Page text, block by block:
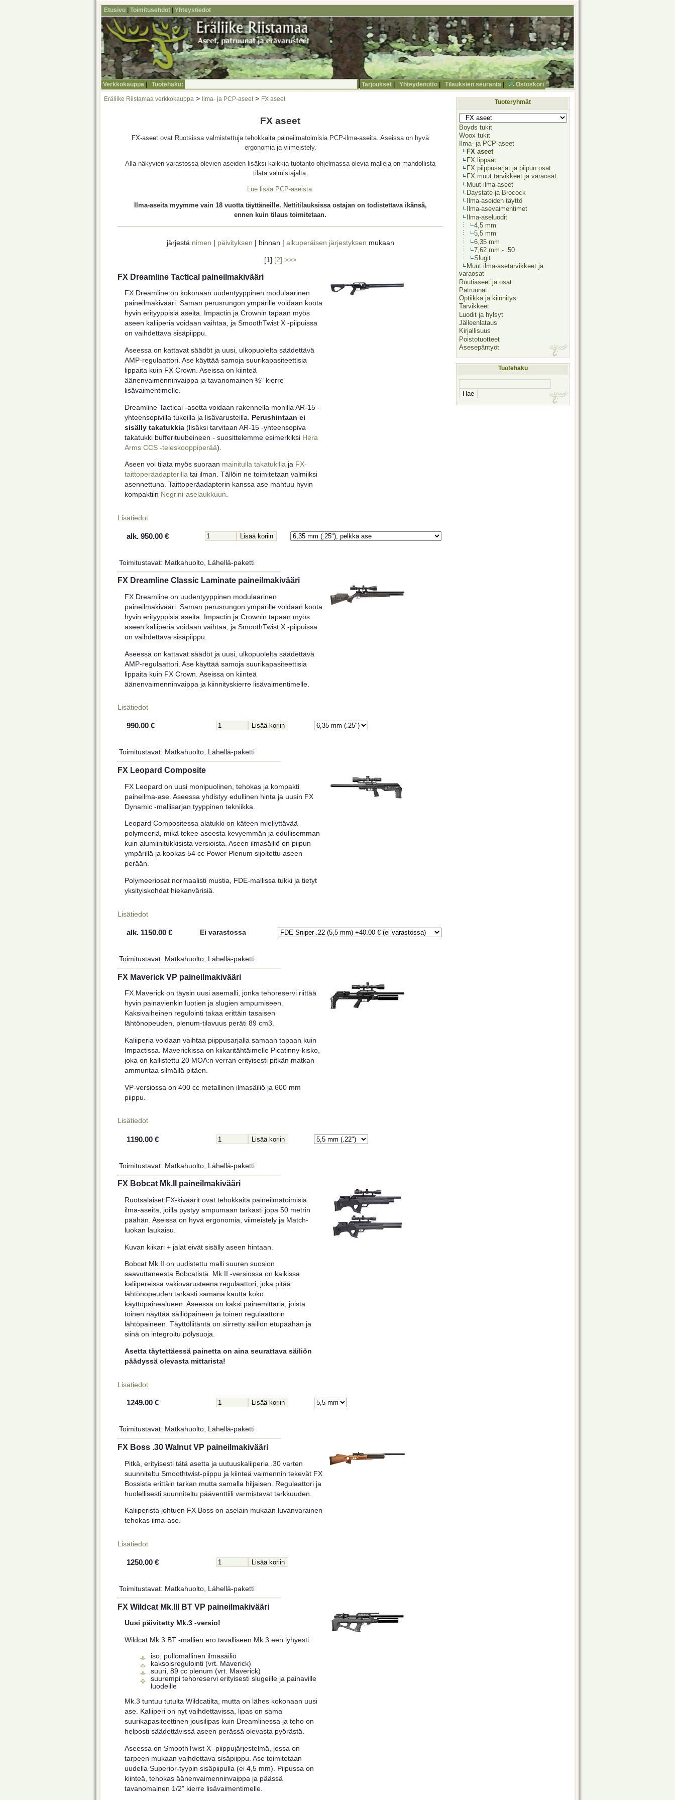
Etusivu Toimitusehdot Yhteystiedot
Verkkokauppa Tuotehaku: Tarjoukset Yhteydenotto Tilauksien seuranta Ostoskori
Eräliike Riistamaa verkkokauppa > Ilma- ja PCP-aseet > FX aseet
FX aseet
FX-aseet ovat Ruotsissa valmistettuja tehokkaita paineilmatoimisia PCP-ilma-aseita. Aseissa on hyvä
ergonomia ja viimeistely.
Alla näkyvien varastossa olevien aseiden lisäksi kaikkia tuotanto-ohjelmassa olevia malleja on mahdollista
tilata valmistajalta.
Lue lisää PCP-aseista.
Ilma-aseita myymme vain 18 vuotta täyttäneille. Nettitilauksissa ostajan on todistettava ikänsä,
ennen kuin tilaus toimitetaan.
järjestä nimen päivityksen | hinnan | alkuperäisen järjestyksen mukaan
[1] [2] >>>
FX Dreamline Tactical paineilmakivääri
FX Dreamline on kokonaan uudentyyppinen modulaarinen
paineilmakivääri. Saman perusrungon ympärille voidaan koota
hyvin erityyppisiä aseita. Impactin ja Crownin tapaan myös
aseen kaliiperia voidaan vaihtaa, ja SmoothTwist X -piipuissa
on vaihdettava sisäpiippu.
Aseessa on kattavat säädöt ja uusi, ulkopuolelta säädettävä
AMP-regulaattori. Ase käyttää samoja suurikapasiteettisia
lippaita kuin FX Crown. Aseissa on kiinteä
äänenvaimenninvaippa ja tavanomainen ½" kierre
lisävaimentimelle.
Dreamline Tactical -asetta voidaan rakennella monilla AR-15 -
yhteensopivilla tukeilla ja lisävarusteilla.
Perushintaan ei
sisälly takatukkia (lisäksi tarvitaan AR-15 -yhteensopiva
takatukki bufferituubeineen - suosittelemme esimerkiksi Hera
Arms CCS -teleskooppiperää).
Aseen voi tilata myös suoraan mainitulla takatukillaja FX-
taittoperäadapterillatai ilman. Tällöin ne toimitetaan valmiiksi
asennettuna. Taittoperäadapterin kanssa ase mahtuu hyvin
kompaktiin Negrini-aselaukkuun.
Lisätiedot
alk. 950.00 €
Toimitustavat: Matkahuolto, Lähellä-paketti
FX Dreamline Classic Laminate paineilmakivääri
FX Dreamline on uudentyyppinen modulaarinen
paineilmakivääri. Saman perusrungon ympärille voidaan koota
hyvin erityyppisiä aseita. Impactin ja Crownin tapaan myös
aseen kaliiperia voidaan vaihtaa, ja SmoothTwist X -piipuissa
on vaihdettava sisäpiippu.
Aseessa on kattavat säädöt ja uusi, ulkopuolelta säädettävä
AMP-regulaattori. Ase käyttää samoja suurikapasiteettisia
lippaita kuin FX Crown. Aseissa on kiinteä
äänenvaimenninvaippa ja kiinnityskierre lisävaimentimelle.
Lisätiedot
990.00 €
Toimitustavat: Matkahuolto, Lähellä-paketti
FX Leopard Composite
FX Leopard on uusi monipuolinen, tehokas ja kompakti
paineilma-ase. Aseessa yhdistyy edullinen hinta ja uusin FX
Dynamic -mallisarjan tyyppinen tekniikka.
Leopard Compositessa alatukki on käteen miellyttävää
polymeeriä, mikä tekee aseesta kevyemmän ja edullisemman
kuin alumiinitukkisista versioista. Aseen ilmasäiliö on piipun
ympärillä ja kookas 54 cc Power Plenum sijoitettu aseen
perään.
Polymeeriosat normaalisti mustia, FDE-mallissa tukki ja tietyt
yksityiskohdat hiekanvärisiä.
Lisätiedot
alk. 1150.00 € Ei varastossa
Toimitustavat: Matkahuolto, Lähellä-paketti
FX Maverick VP paineilmakivääri
FX Maverick on täysin uusi asemalli, jonka tehoreservi riittää
hyvin painavienkin luotien ja slugien ampumiseen.
Kaksivaiheinen regulointi takaa erittäin tasaisen
lähtönopeuden, plenum-tilavuus peräti 89 cm3.
Kaliiperia voidaan vaihtaa piippusarjalla samaan tapaan kuin
Impactissa. Maverickissa on kiikaritähtäimelle Picatinny-kisko,
joka on kallistettu 20 MOA:n verran erityisesti pitkän matkan
ammuntaa silmällä pitäen.
VP-versiossa on 400 cc metallinen ilmasäiliö ja 600 mm
piippu.
Lisätiedot
1190.00 €
Toimitustavat: Matkahuolto, Lähellä-paketti
FX Bobcat Mk.II paineilmakivääri
Ruotsalaiset FX-kiväärit ovat tehokkaita paineilmatoimisia
ilma-aseita, joilla pystyy ampumaan tarkasti jopa 50 metrin
päähän. Aseissa on hyvä ergonomia, viimeistely ja Match-
luokan laukaisu.
Kuvan kiikari + jalat eivät sisälly aseen hintaan.
Bobcat Mk.II on uudistettu malli suuren suosion
saavuttaneesta Bobcatistä. Mk.II -versiossa on kaikissa
kaliipereissa vakiovarusteena regulaattori, joka pitää
lähtönopeuden tarkasti samana kautta koko
käyttöpainealueen. Aseessa on kaksi painemittaria, joista
toinen näyttää säiliöpaineen ja toinen regulaattorin
lähtöpaineen. Täyttöliitäntä on siirretty säiliön etupäähän ja
siinä on integroitu pölysuoja.
Asetta täytettäessä painetta on aina seurattava säiliön
päädyssä olevasta mittarista!
Lisätiedot
1249.00 €
Toimitustavat: Matkahuolto, Lähellä-paketti
FX Boss .30 Walnut VP paineilmakivääri
Pitkä, erityisesti tätä asetta ja uutuuskaliiperia .30 varten
suunniteltu Smoothtwist-piippu ja kiinteä vaimennin tekevät FX
Bossista erittäin tarkan mutta samalla hiljaisen. Regulaattori ja
huolellisesti suunniteltu pääventtiili varmistavat tarkkuuden.
Kaliiperista johtuen FX Boss on aselain mukaan luvanvarainen
tehokas ilma-ase.
Lisätiedot
1250.00 €
Toimitustavat: Matkahuolto, Lähellä-paketti
FX Wildcat Mk.III BT VP paineilmakivääri
Uusi päivitetty Mk.3 -versio!
Wildcat Mk.3 BT -mallien ero tavalliseen Mk.3:een lyhyesti:
iso, pullomallinen ilmasäiliö
kaksoisregulointi (vrt. Maverick)
suuri, 89 cc plenum (vrt. Maverick)
suurempi tehoreservi erityisesti slugeille ja painaville
luodeille
Mk.3 tuntuu tutulta Wildcatilta, mutta on lähes kokonaan uusi
ase. Kaliiperi on nyt vaihdettavissa, lipas on sama
suurikapasiteettinen jousilipas kuin Dreamlinessa ja teho on
helposti säädettävissä aseen perässä olevasta pyörästä.
Aseessa on SmoothTwist X -piippujärjestelmä, jossa on
tarpeen mukaan vaihdettava sisäpiippu. Ase toimitetaan
uudella Superior-tyypin sisäpiipulla (ei 4,5 mm). Piipussa on
kiinteä, tehokas äänenvaimenninvaippa ja päässä
tavanomainen 1/2" kierre lisävaimentimelle.
Tuoteryhmät
Boyds tukit
Woox tukit
Ilma- ja PCP-aseet
FX aseet
FX lippaat
FX piippusarjat ja piipun osat
FX muut tarvikkeet ja varaosat
Muut ilma-aseet
Daystate ja Brocock
Ilma-aseiden täyttö
Ilma-asevaimentimet
Ilma-aseluodit
4,5 mm
5,5 mm
6,35 mm
7,62 mm - .50
Slugit
Muut ilma-asetarvikkeet ja
varaosat
Ruutiaseet ja osat
Patruunat
Optiikka ja kiinnitys
Tarvikkeet
Luodit ja hylsyt
Jälleenlataus
Kirjallisuus
Poistotuotteet
Asesepäntyöt
Tuotehaku